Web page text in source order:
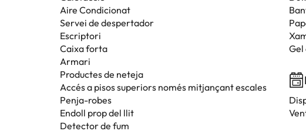
Aire Condicionat
Servei de despertador
Escriptori
Caixa forta
Armari
Productes de neteja
Accés a pisos superiors només mitjançant escales
Penja-robes
Endoll prop del llit
Detector de fum
Gel